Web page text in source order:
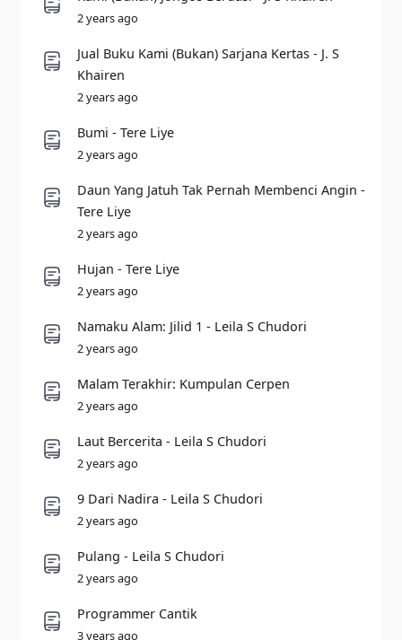
2 years ago
Jual Buku Kami (Bukan) Sarjana Kertas - J. S
Khairen
2 years ago
Bumi - Tere Liye
2 years ago
Daun Yang Jatuh Tak Pernah Membenci Angin -
Tere Liye
2 years ago
Hujan - Tere Liye
2 years ago
Namaku Alam: Jilid 1 - Leila S Chudori
2 years ago
Malam Terakhir: Kumpulan Cerpen
2 years ago
Laut Bercerita - Leila S Chudori
2 years ago
9 Dari Nadira - Leila S Chudori
2 years ago
Pulang - Leila S Chudori
2 years ago
Programmer Cantik
3 years ago